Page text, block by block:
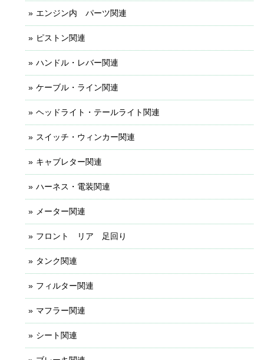
エンジン内 パーツ関連
ピストン関連
ハンドル・レバー関連
ケーブル・ライン関連
ヘッドライト・テールライト関連
スイッチ・ウィンカー関連
キャブレター関連
ハーネス・電装関連
メーター関連
フロント リア 足回り
タンク関連
フィルター関連
マフラー関連
シート関連